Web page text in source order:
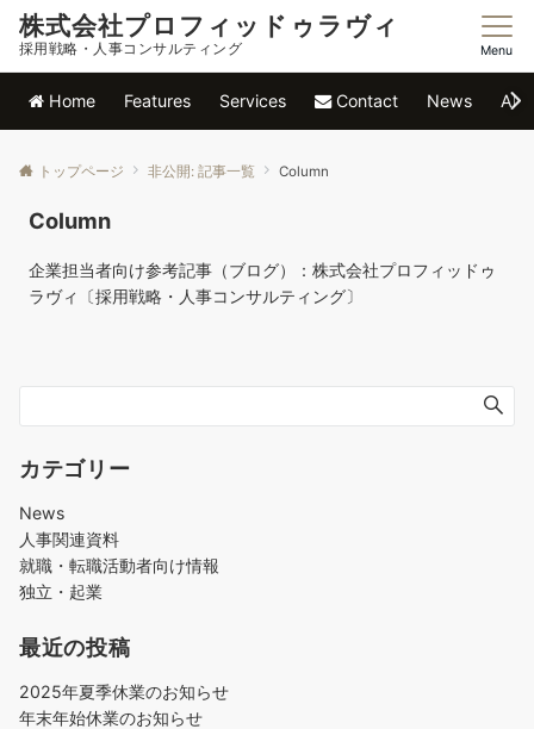
株式会社プロフィッドゥラヴィ
採用戦略・人事コンサルティング Menu
Home Features Services Contact News
トップページ 非公開: 記事一覧 Column
Column
企業担当者向け参考記事（ブログ）：株式会社プロフィッドゥ
ラヴィ〔採用戦略・人事コンサルティング〕
カテゴリー
News
人事関連資料
就職・転職活動者向け情報
独立・起業
最近の投稿
2025年夏季休業のお知らせ
年末年始休業のお知らせ